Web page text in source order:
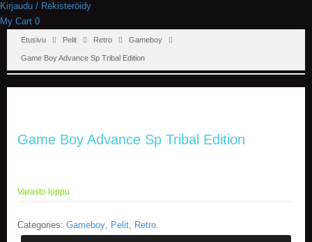
Kirjaudu / Rekisteröidy
My Cart 0
Etusivu Pelit Retro Gameboy
Game Boy Advance Sp Tribal Edition
Game Boy Advance Sp Tribal Edition
Varasto loppu
Categories: Gameboy, Pelit, Retro.